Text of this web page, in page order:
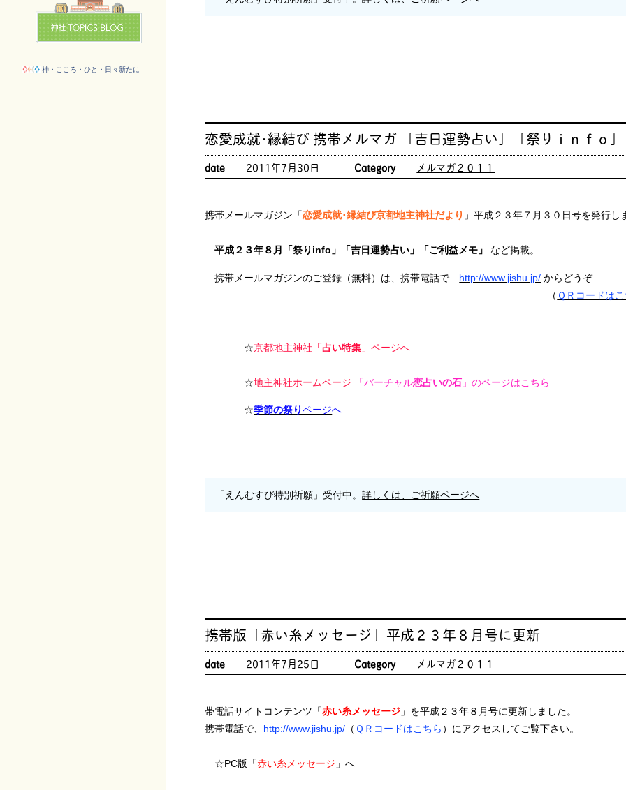
神・こころ・ひと・日々新たに
恋愛成就･縁結び 携帯メルマガ 「吉日運勢占い」「祭りｉｎｆｏ」
date 2011年7月30日 Category メルマガ２０１１
携帯メールマガジン「恋愛成就･縁結び京都地主神社だより 」平成２３年７月３０日号を発行し
平成２３年８月「祭りinfo」「吉日運勢占い」「ご利益メモ」 など掲載。
携帯メールマガジンのご登録（無料）は、携帯電話で http://www.jishu.jp/ からどうぞ
（ ＱＲコードは
☆京都地主神社 「占い特集 」ページへ
☆地主神社ホームページ 「バーチャル恋占いの石 」のページはこちら
☆季節の祭りページへ
「えんむすび特別祈願」受付中。詳しくは、ご祈願ページへ
携帯版「赤い糸メッセージ」平成２３年８月号に更新
date 2011年7月25日 Category メルマガ２０１１
帯電話サイトコンテンツ「赤い糸メッセージ 」を平成２３年８月号に更新しました。
携帯電話で、 http://www.jishu.jp/ （ ＱＲコードはこちら ）にアクセスしてご覧下さい。
☆PC版「赤い糸メッセージ 」へ